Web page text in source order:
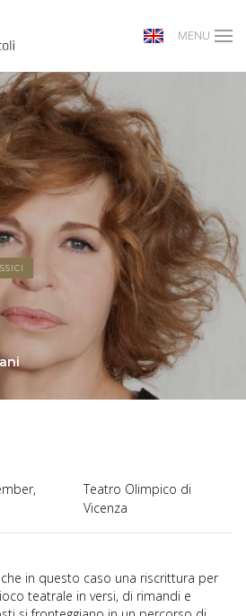
MENU
Teatro Olimpico di
Vicenza
in questo caso una riscrittura per
teatrale in versi, di rimandi e